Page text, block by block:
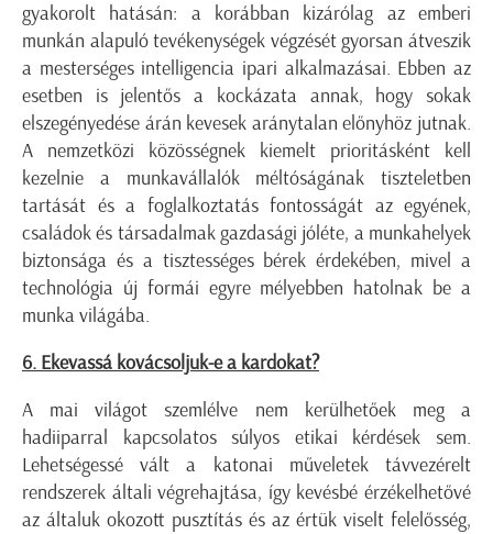
gyakorolt hatásán: a korábban kizárólag az emberi
munkán alapuló tevékenységek végzését gyorsan átveszik
a mesterséges intelligencia ipari alkalmazásai. Ebben az
esetben is jelentős a kockázata annak, hogy sokak
elszegényedése árán kevesek aránytalan előnyhöz jutnak.
A nemzetközi közösségnek kiemelt prioritásként kell
kezelnie a munkavállalók méltóságának tiszteletben
tartását és a foglalkoztatás fontosságát az egyének,
családok és társadalmak gazdasági jóléte, a munkahelyek
biztonsága és a tisztességes bérek érdekében, mivel a
technológia új formái egyre mélyebben hatolnak be a
munka világába.
6. Ekevassá kovácsoljuk-e a kardokat?
A mai világot szemlélve nem kerülhetőek meg a
hadiiparral kapcsolatos súlyos etikai kérdések sem.
Lehetségessé vált a katonai műveletek távvezérelt
rendszerek általi végrehajtása, így kevésbé érzékelhetővé
az általuk okozott pusztítás és az értük viselt felelősség,